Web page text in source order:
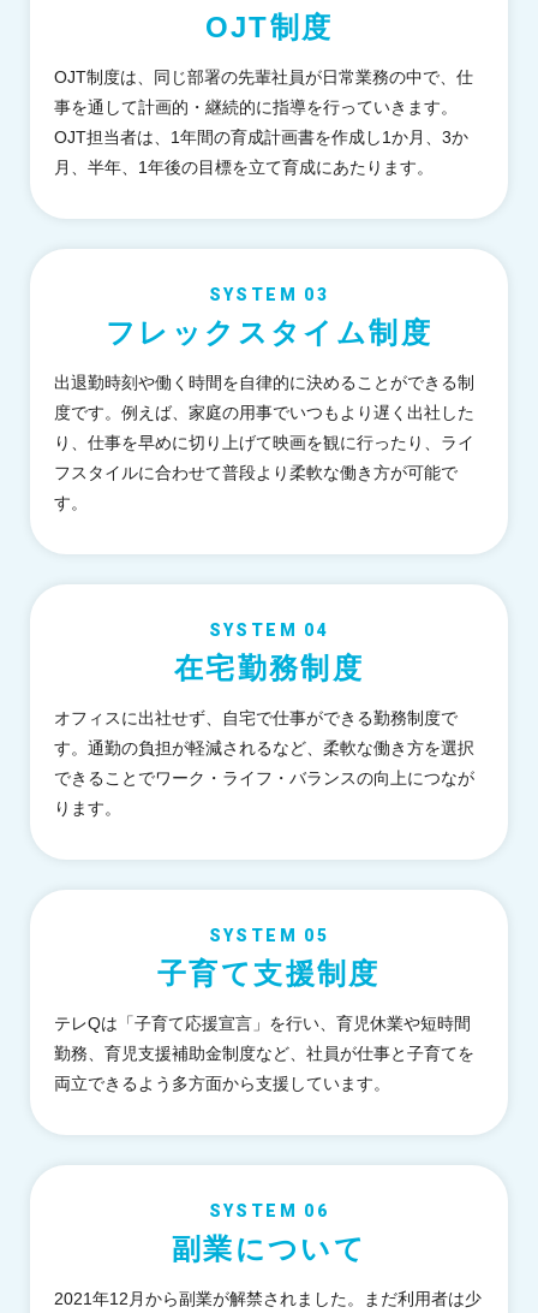
OJT制度
OJT制度は、同じ部署の先輩社員が日常業務の中で、仕
事を通して計画的・継続的に指導を行っていきます。
OJT担当者は、1年間の育成計画書を作成し1か月、3か
月、半年、1年後の目標を立て育成にあたります。
SYSTEM 03
フレックスタイム制度
出退勤時刻や働く時間を自律的に決めることができる制
度です。例えば、家庭の用事でいつもより遅く出社した
り、仕事を早めに切り上げて映画を観に行ったり、ライ
フスタイルに合わせて普段より柔軟な働き方が可能で
す。
SYSTEM 04
在宅勤務制度
オフィスに出社せず、自宅で仕事ができる勤務制度で
す。通勤の負担が軽減されるなど、柔軟な働き方を選択
できることでワーク・ライフ・バランスの向上につなが
ります。
SYSTEM 05
子育て支援制度
テレQは「子育て応援宣言」を行い、育児休業や短時間
勤務、育児支援補助金制度など、社員が仕事と子育てを
両立できるよう多方面から支援しています。
SYSTEM 06
副業について
2021年12月から副業が解禁されました。まだ利用者は少